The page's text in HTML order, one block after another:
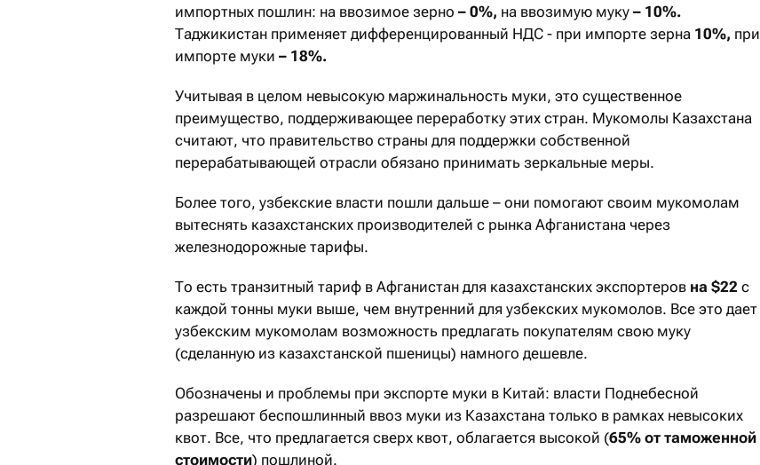
импортных пошлин: на ввозимое зерно – 0%, на ввозимую муку – 10%.
Таджикистан применяет дифференцированный НДС - при импорте зерна 10%, при
импорте муки – 18%.
Учитывая в целом невысокую маржинальность муки, это существенное
преимущество, поддерживающее переработку этих стран. Мукомолы Казахстана
считают, что правительство страны для поддержки собственной
перерабатывающей отрасли обязано принимать зеркальные меры.
Более того, узбекские власти пошли дальше – они помогают своим мукомолам
вытеснять казахстанских производителей с рынка Афганистана через
железнодорожные тарифы.
То есть транзитный тариф в Афганистан для казахстанских экспортеров на $22 с
каждой тонны муки выше, чем внутренний для узбекских мукомолов. Все это дает
узбекским мукомолам возможность предлагать покупателям свою муку
(сделанную из казахстанской пшеницы) намного дешевле.
Обозначены и проблемы при экспорте муки в Китай: власти Поднебесной
разрешают беспошлинный ввоз муки из Казахстана только в рамках невысоких
квот. Все, что предлагается сверх квот, облагается высокой (65% от таможенной
стоимости) пошлиной.